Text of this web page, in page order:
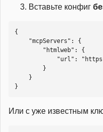
Вставьте конфиг
{
}
Или с уже известным